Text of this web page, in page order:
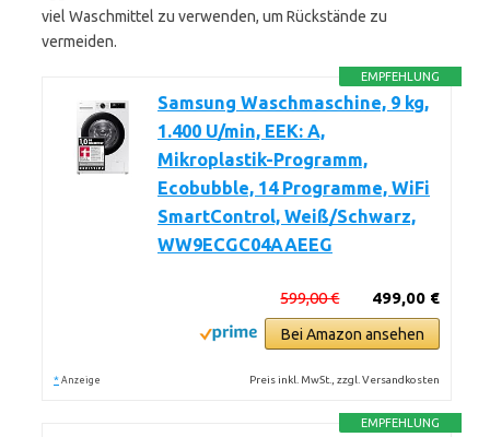
viel Waschmittel zu verwenden, um Rückstände zu
vermeiden.
EMPFEHLUNG
Samsung Waschmaschine, 9 kg,
1.400 U/min, EEK: A,
Mikroplastik-Programm,
Ecobubble, 14 Programme, WiFi
SmartControl, Weiß/Schwarz,
WW9ECGC04AAEEG
499,00 €
599,00 €
Bei Amazon ansehen
* Anzeige Preis inkl. MwSt., zzgl. Versandkosten
EMPFEHLUNG